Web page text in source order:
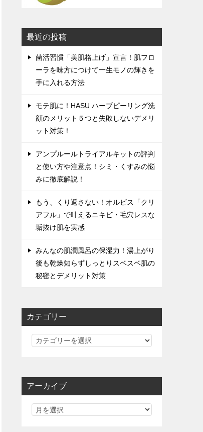
最近の投稿
菌活習慣「美肌格上げ」宣言！肌フロ
ーラを味方につけて一生モノの輝きを
手に入れる方法
モテ肌に！HASU ハーブピーリング洗
顔のメリット５つと失敗しないデメリ
ット対策！
アンプルールトライアルキットの評判
と使い方や注意点！シミ・くすみの悩
みに徹底解説！
もう、くり返さない！オルビス「クリ
アフル」で叶えるニキビ・毛穴レスな
垢抜け肌を実感
みんなの肌潤風呂の保湿力！湯上がり
後も乾燥知らずしっとりスベスベ肌の
秘密とデメリット対策
カテゴリー
カ
リ
アーカイブ